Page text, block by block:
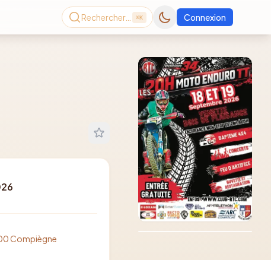
Rechercher… ⌘K Connexion
Compiègne
Consultez le dernier
magazine en ligne
Août2026